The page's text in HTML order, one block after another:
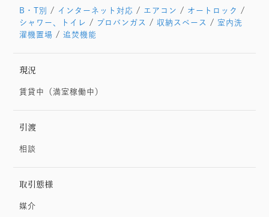
B・T別 / インターネット対応 / エアコン / オートロック
/
シャワー、トイレ
/ プロパンガス /収納スペース / 室内洗
濯機置場 /追焚機能
現況
賃貸中（満室稼働中）
引渡
相談
取引態様
媒介